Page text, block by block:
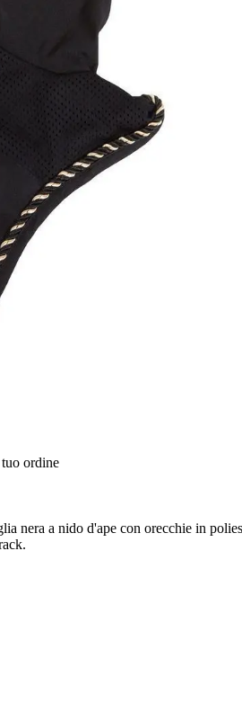
ordine
nera a nido d'ape con orecchie in